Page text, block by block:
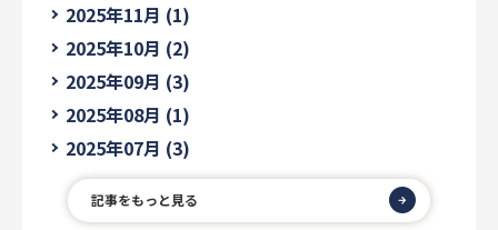
2025年11月 (1)
2025年10月 (2)
2025年09月 (3)
2025年08月 (1)
2025年07月 (3)
記事をもっと見る